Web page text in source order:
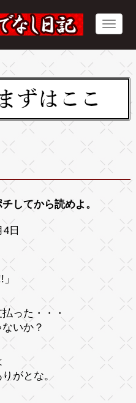
してから読めよ。
日
った・・・
いか？
がとな。